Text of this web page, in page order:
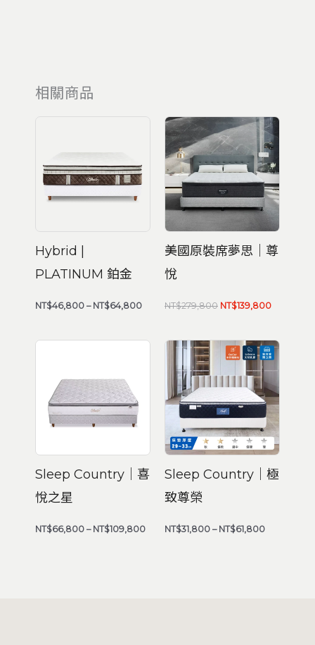
相關商品
Hybrid |
PLATINUM 鉑金
NT$46,800 – NT$64,800
NT$46,800
到
NT$64,800
美國原裝席夢思｜尊
悅
NT$279,800
原
始
價
格：
NT$279,800。
NT$139,800
目
前
價
Sleep Country｜喜
悅之星
NT$66,800 – NT$109,800
價
NT$66,800
NT$109,800
Sleep Country｜極
致尊榮
NT$31,800 – NT$61,800
價
格
圍：
NT$31,800
到
NT$61,800